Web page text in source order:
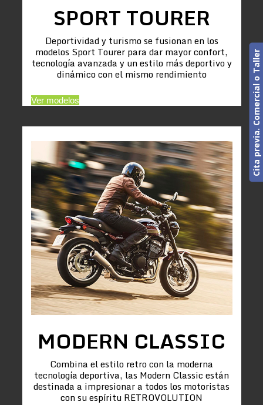
SPORT TOURER
Deportividad y turismo se fusionan en los
modelos Sport Tourer para dar mayor confort,
tecnología avanzada y un estilo más deportivo y
dinámico con el mismo rendimiento
Ver modelos
MODERN CLASSIC
Combina el estilo retro con la moderna
tecnología deportiva, las Modern Classic están
destinada a impresionar a todos los motoristas
con su espíritu RETROVOLUTION
Cita previa. Comercial o Taller